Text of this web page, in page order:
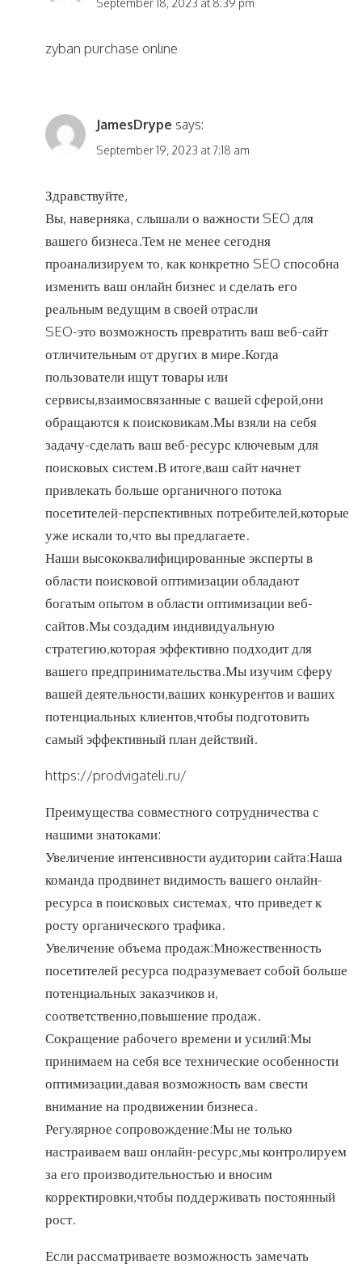
September 18, 2023 at 8:39 pm
zyban purchase online
JamesDrype says:
September 19, 2023 at 7:18 am
Здравствуйте,
Вы, наверняка, слышали о важности SEO для
вашего бизнеса.Тем не менее сегодня
проанализируем то, как конкретно SEO способна
изменить ваш онлайн бизнес и сделать его
реальным ведущим в своей отрасли
SEO-это возможность превратить ваш веб-сайт
отличительным от других в мире.Когда
пользователи ищут товары или
сервисы,взаимосвязанные с вашей сферой,они
обращаются к поисковикам.Мы взяли на себя
задачу-сделать ваш веб-ресурс ключевым для
поисковых систем.В итоге,ваш сайт начнет
привлекать больше органичного потока
посетителей-перспективных потребителей,которые
уже искали то,что вы предлагаете.
Наши высококвалифицированные эксперты в
области поисковой оптимизации обладают
богатым опытом в области оптимизации веб-
сайтов.Мы создадим индивидуальную
стратегию,которая эффективно подходит для
вашего предпринимательства.Мы изучим cферу
вашей деятельности,ваших конкурентов и ваших
потенциальных клиентов,чтобы подготовить
самый эффективный план действий.
https://prodvigateli.ru/
Преимущества совместного сотрудничества с
нашими знатоками:
Увеличение интенсивности аудитории сайта:Наша
команда продвинет видимость вашего онлайн-
ресурса в поисковых системах, что приведет к
росту органического трафика.
Увеличение объема продаж:Множественность
посетителей ресурса подразумевает собой больше
потенциальных заказчиков и,
соответственно,повышение продаж.
Сокращение рабочего времени и усилий:Мы
принимаем на себя все технические особенности
оптимизации,давая возможность вам свести
внимание на продвижении бизнеса.
Регулярное сопровождение:Мы не только
настраиваем ваш онлайн-ресурс,мы контролируем
за его производительностью и вносим
корректировки,чтобы поддерживать постоянный
рост.
Если рассматриваете возможность замечать